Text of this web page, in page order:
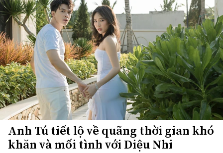
Anh Tú tiết lộ về quãng thời gian khó
khăn và mối tình với Diệu Nhi